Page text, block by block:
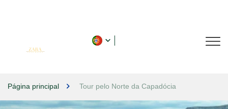
Página principal Tour pelo Norte da Capadócia